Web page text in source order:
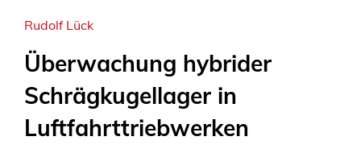
Rudolf Lück
Überwachung hybrider
Schrägkugellager in
Luftfahrttriebwerken